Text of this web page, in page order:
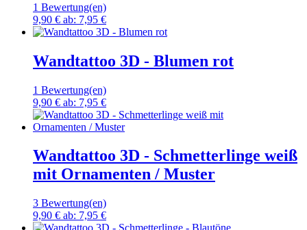
1 Bewertung(en)
9,90 € ab: 7,95 €
Wandtattoo 3D - Blumen rot
1 Bewertung(en)
9,90 € ab: 7,95 €
Wandtattoo 3D - Schmetterlinge weiß
mit Ornamenten / Muster
3 Bewertung(en)
9,90 € ab: 7,95 €